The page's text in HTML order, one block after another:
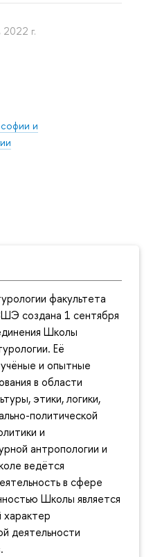
факультета
создана 1 сентября
Школы
Её
и опытные
в области
этики, логики,
политической
и
антропологии и
ведётся
в сфере
Школы является
характер
деятельности
2022 г.
и